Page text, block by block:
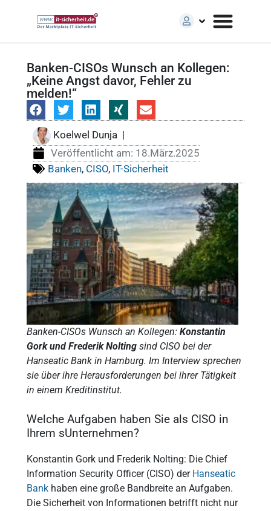
Banken-CISOs Wunsch an Kollegen:
„Keine Angst davor, Fehler zu
melden!“
Koelwel Dunja|
Veröffentlicht am: 18.März.2025
Banken, CISO, IT-Sicherheit
Banken-CISOs Wunsch an Kollegen: Konstantin
Gork und Frederik Noltingsind CISO bei der
Hanseatic Bank in Hamburg. Im Interview sprechen
sie über ihre Herausforderungen bei ihrer Tätigkeit
in einem Kreditinstitut.
Welche Aufgaben haben Sie als CISO in
Ihrem sUnternehmen?
Konstantin Gork und Frederik Nolting: Die Chief
Information Security Officer (CISO) der Hanseatic
Bankhaben eine große Bandbreite an Aufgaben.
Die Sicherheit von Informationen betrifft nicht nur